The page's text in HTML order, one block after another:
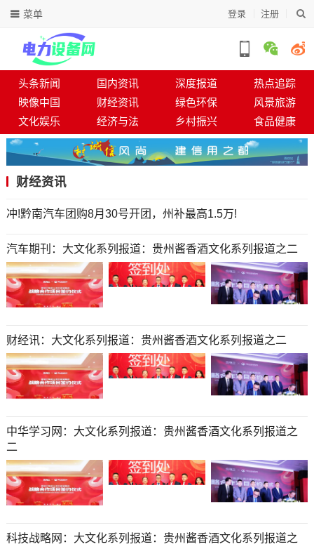
登录 注册
菜单
头条新闻 国内资讯 深度报道
热点追踪
映像中国
财经资讯 绿色环保
风景旅游
文化娱乐
经济与法 乡村振兴 食品健康
财经资讯
冲!黔南汽车团购8月30号开团，州补最高1.5万!
汽车期刊：大文化系列报道：贵州酱香酒文化系列报道之二
财经讯：大文化系列报道：贵州酱香酒文化系列报道之二
中华学习网：大文化系列报道：贵州酱香酒文化系列报道之
二
科技战略网：大文化系列报道：贵州酱香酒文化系列报道之